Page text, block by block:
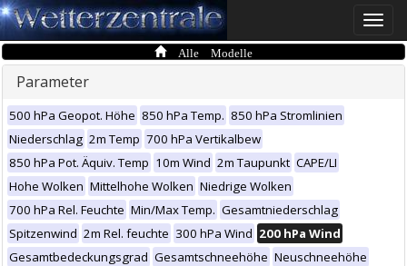
Toggle
Alle Modelle
Parameter
500 hPa Geopot. Höhe 850 hPa Temp. 850 hPa Stromlinien
Niederschlag 2m Temp 700 hPa Vertikalbew
850 hPa Pot. Äquiv. Temp 10m Wind 2m Taupunkt CAPE/LI
Hohe Wolken Mittelhohe Wolken Niedrige Wolken
700 hPa Rel. Feuchte Min/Max Temp. Gesamtniederschlag
Spitzenwind 2m Rel. feuchte 300 hPa Wind 200 hPa Wind
Gesamtbedeckungsgrad Gesamtschneehöhe Neuschneehöhe